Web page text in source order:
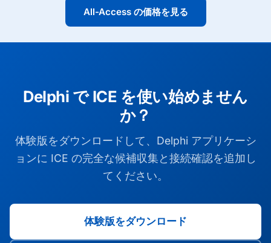
All-Access の価格を見る
Delphi で ICE を使い始めません
か？
体験版をダウンロードして、Delphi アプリケーシ
ョンに ICE の完全な候補収集と接続確認を追加し
てください。
体験版をダウンロード